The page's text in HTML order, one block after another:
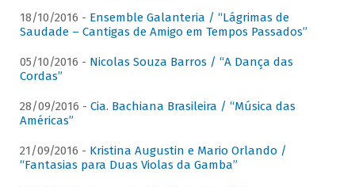
18/10/2016 - Ensemble Galanteria / “Lágrimas de
Saudade – Cantigas de Amigo em Tempos Passados”
05/10/2016 - Nicolas Souza Barros / “A Dança das
Cordas”
28/09/2016 - Cia. Bachiana Brasileira / “Música das
Américas”
21/09/2016 - Kristina Augustin e Mario Orlando /
“Fantasias para Duas Violas da Gamba”